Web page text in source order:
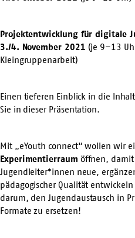
Projektentwicklung für digitale
3./4. November 2021 (je 9–13
Kleingruppenarbeit)
Einen tieferen Einblick in die
Sie in dieser Präsentation.
Mit „eYouth connect“ wollen wir
Experimentierraum öffnen, damit
Jugendleiter*innen neue,
pädagogischer Qualität
darum, den Jugendaustausch in
Formate zu ersetzen!